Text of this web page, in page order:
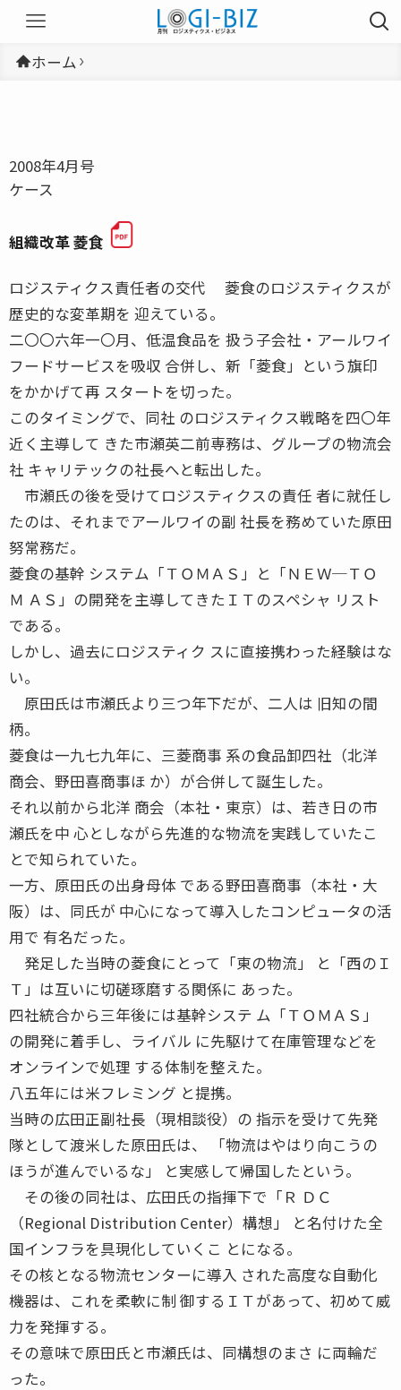
ホーム
2008年4月号
ケース
組織改革 菱食
ロジスティクス責任者の交代 菱食のロジスティクスが
歴史的な変革期を 迎えている。
二〇〇六年一〇月、低温食品を 扱う子会社・アールワイ
フードサービスを吸収 合併し、新「菱食」という旗印
をかかげて再 スタートを切った。
このタイミングで、同社 のロジスティクス戦略を四〇年
近く主導して きた市瀬英二前専務は、グループの物流会
社 キャリテックの社長へと転出した。
市瀬氏の後を受けてロジスティクスの責任 者に就任し
たのは、それまでアールワイの副 社長を務めていた原田
努常務だ。
菱食の基幹 システム「ＴＯＭＡＳ」と「ＮＥＷ─ＴＯ
Ｍ ＡＳ」の開発を主導してきたＩＴのスペシャ リスト
である。
しかし、過去にロジスティク スに直接携わった経験はな
い。
原田氏は市瀬氏より三つ年下だが、二人は 旧知の間
柄。
菱食は一九七九年に、三菱商事 系の食品卸四社（北洋
商会、野田喜商事ほ か）が合併して誕生した。
それ以前から北洋 商会（本社・東京）は、若き日の市
瀬氏を中 心としながら先進的な物流を実践していたこ
とで知られていた。
一方、原田氏の出身母体 である野田喜商事（本社・大
阪）は、同氏が 中心になって導入したコンピュータの活
用で 有名だった。
発足した当時の菱食にとって「東の物流」 と「西のＩ
Ｔ」は互いに切磋琢磨する関係に あった。
四社統合から三年後には基幹システ ム「ＴＯＭＡＳ」
の開発に着手し、ライバル に先駆けて在庫管理などを
オンラインで処理 する体制を整えた。
八五年には米フレミング と提携。
当時の広田正副社長（現相談役）の 指示を受けて先発
隊として渡米した原田氏は、 「物流はやはり向こうの
ほうが進んでいるな」 と実感して帰国したという。
その後の同社は、広田氏の指揮下で「Ｒ ＤＣ
（Regional Distribution Center）構想」 と名付けた全
国インフラを具現化していくこ とになる。
その核となる物流センターに導入 された高度な自動化
機器は、これを柔軟に制 御するＩＴがあって、初めて威
力を発揮する。
その意味で原田氏と市瀬氏は、同構想のまさ に両輪だ
った。